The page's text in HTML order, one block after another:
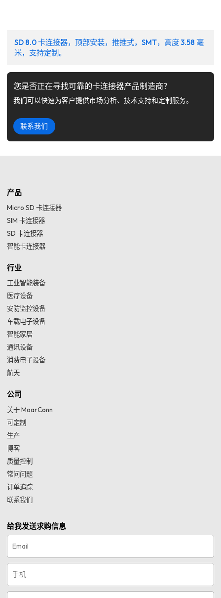
SD 8.0 卡连接器，顶部安装，推推式，SMT，高度 3.58 毫
米，支持定制。
您是否正在寻找可靠的卡连接器产品制造商？
我们可以快速为客户提供市场分析、技术支持和定制服务。
联系我们
产品
Micro SD 卡连接器
SIM 卡连接器
SD 卡连接器
智能卡连接器
行业
工业智能装备
医疗设备
安防监控设备
车载电子设备
智能家居
通讯设备
消费电子设备
航天
公司
关于 MoarConn
可定制
生产
博客
质量控制
常问问题
订单追踪
联系我们
给我发送求购信息